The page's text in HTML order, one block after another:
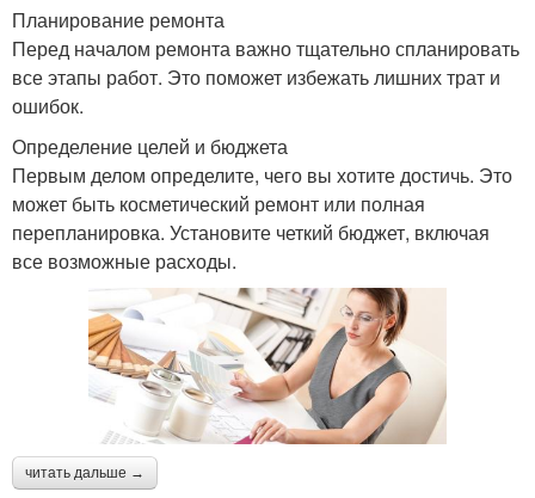
Планирование ремонта
Перед началом ремонта важно тщательно спланировать
все этапы работ. Это поможет избежать лишних трат и
ошибок.
Определение целей и бюджета
Первым делом определите, чего вы хотите достичь. Это
может быть косметический ремонт или полная
перепланировка. Установите четкий бюджет, включая
все возможные расходы.
читать дальше →